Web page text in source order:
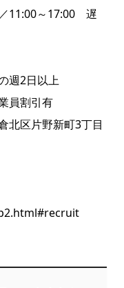
11:00～17:00 遅
週2日以上
員割引有
北区片野新町3丁目